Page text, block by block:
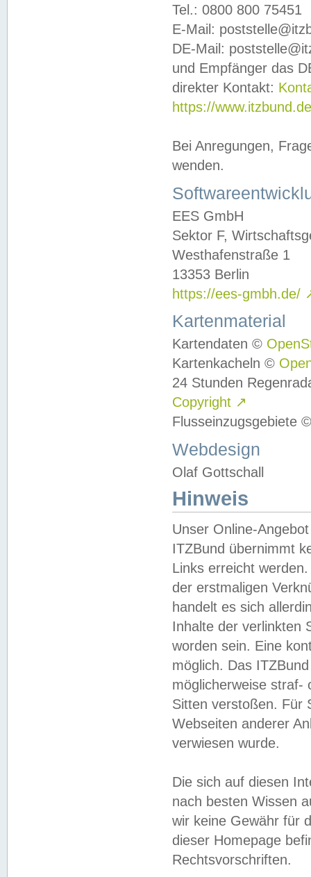
Tel.: 0800 800 75451
E-Mail:
DE-Mail:
und Empfänger das
direkter Kontakt:
https://
Bei Anregungen,
wenden.
EES GmbH
Sektor F,
Westhafenstraße 1
13353 Berlin
https://ees-gmbh.de/
Kartenmaterial
Kartendaten ©
Kartenkacheln ©
24 Stunden
Copyright ↗
Flusseinzugsgebiete
Webdesign
Olaf Gottschall
Hinweis
Unser Online-
ITZBund übernimmt
Links erreicht
der erstmaligen
handelt es sich
Inhalte der verlinkten
worden sein. Eine
möglich. Das
möglicherweise straf-
Sitten verstoßen. Für
Webseiten anderer
verwiesen wurde.
Die sich auf diesen
nach besten Wissen
wir keine Gewähr für
dieser Homepage
Rechtsvorschriften.